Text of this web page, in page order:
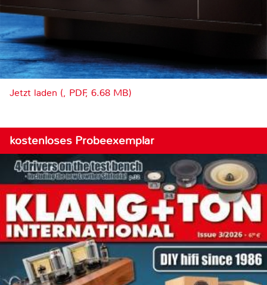
Jetzt laden (, PDF, 6.68 MB)
kostenloses Probeexemplar